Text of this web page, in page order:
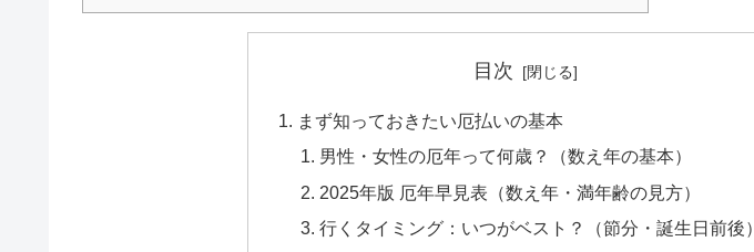
目次
まず知っておきたい厄払いの基本
男性・女性の厄年って何歳？（数え年の基本）
2025年版 厄年早見表（数え年・満年齢の見方）
行くタイミング：いつがベスト？（節分・誕生日前後）